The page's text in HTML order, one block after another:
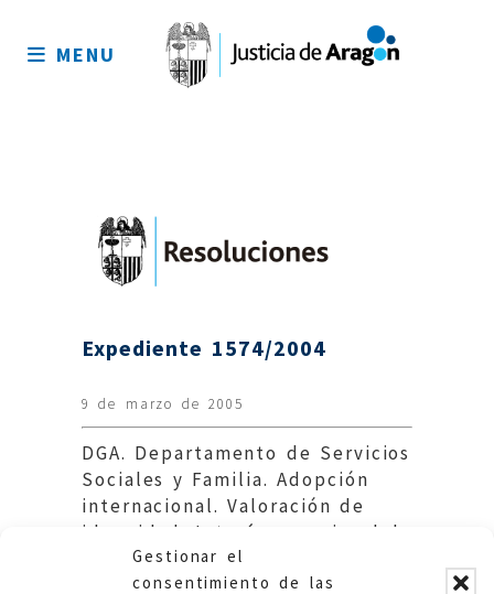
Gestionar el
consentimiento de las
sitio
MENU
Expediente 1574/2004
9 de marzo de 2005
DGA. Departamento de Servicios
Sociales y Familia. Adopción
internacional. Valoración de
idoneidad. Interés superior del
menor.